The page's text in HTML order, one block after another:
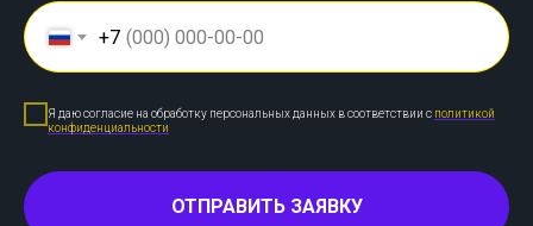
+7
Я даю согласие на обработку персональных данных в соответствии с политикой
конфиденциальности
ОТПРАВИТЬ ЗАЯВКУ